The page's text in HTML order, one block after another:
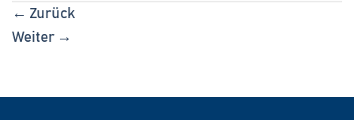
← Zurück
Weiter →